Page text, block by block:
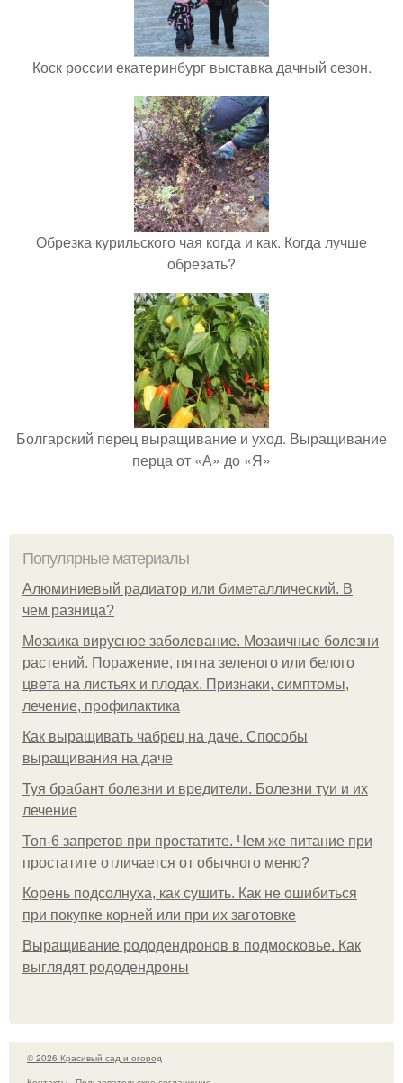
Коск россии екатеринбург выставка дачный сезон.
Обрезка курильского чая когда и как. Когда лучше
обрезать?
Болгарский перец выращивание и уход. Выращивание
перца от «А» до «Я»
Популярные материалы
Алюминиевый радиатор или биметаллический. В
чем разница?
Мозаика вирусное заболевание. Мозаичные болезни
растений. Поражение, пятна зеленого или белого
цвета на листьях и плодах. Признаки, симптомы,
лечение, профилактика
Как выращивать чабрец на даче. Способы
выращивания на даче
Туя брабант болезни и вредители. Болезни туи и их
лечение
Топ-6 запретов при простатите. Чем же питание при
простатите отличается от обычного меню?
Корень подсолнуха, как сушить. Как не ошибиться
при покупке корней или при их заготовке
Выращивание рододендронов в подмосковье. Как
выглядят рододендроны
© 2026 Красивый сад и огород